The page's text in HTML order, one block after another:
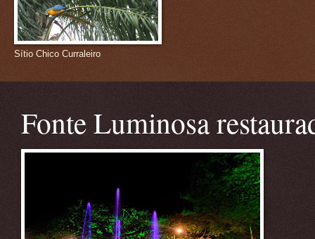
Sítio Chico Curraleiro
Fonte Luminosa